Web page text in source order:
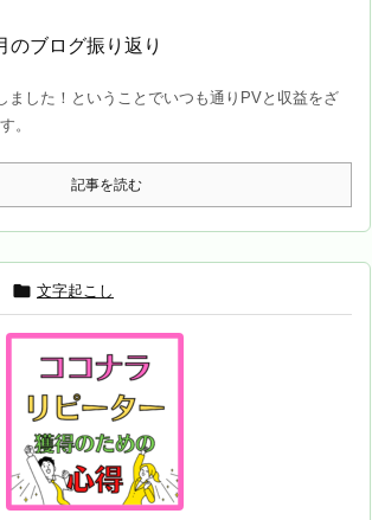
のブログ振り返り
ました！ということでいつも通りPVと収益をざ
。
記事を読む
 文字起こし